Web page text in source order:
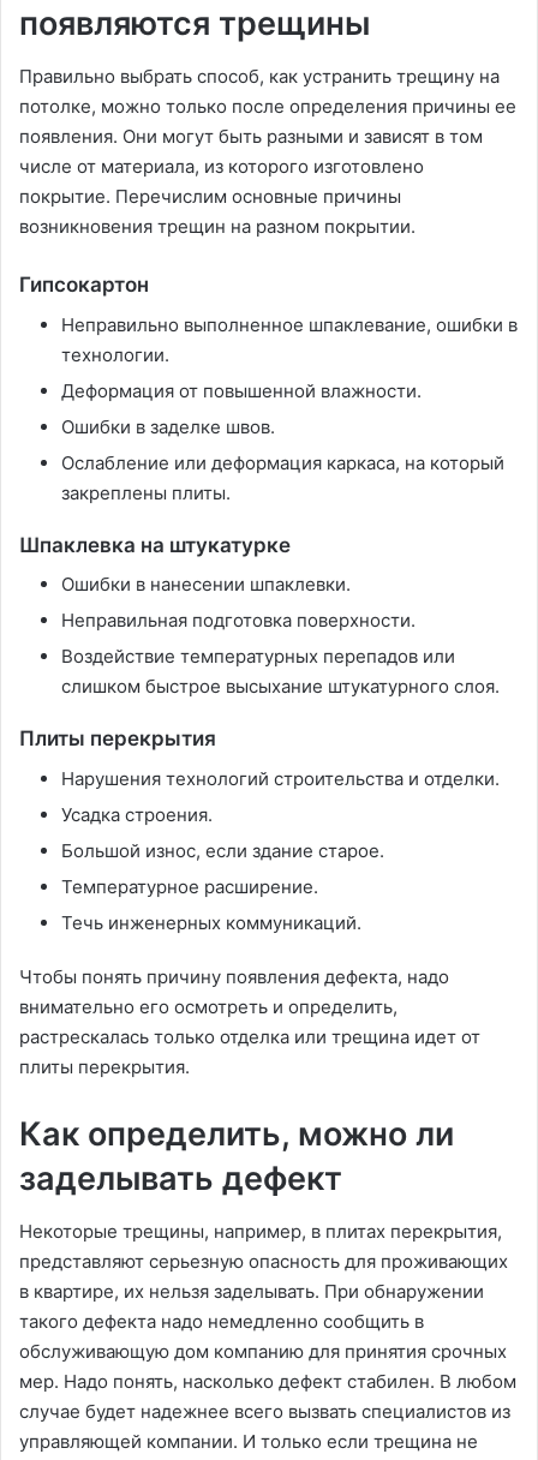
появляются трещины
Правильно выбрать способ, как устранить трещину на
потолке, можно только после определения причины ее
появления. Они могут быть разными и зависят в том
числе от материала, из которого изготовлено
покрытие. Перечислим основные причины
возникновения трещин на разном покрытии.
Гипсокартон
Неправильно выполненное шпаклевание, ошибки в
технологии.
Деформация от повышенной влажности.
Ошибки в заделке швов.
Ослабление или деформация каркаса, на который
закреплены плиты.
Шпаклевка на штукатурке
Ошибки в нанесении шпаклевки.
Неправильная подготовка поверхности.
Воздействие температурных перепадов или
слишком быстрое высыхание штукатурного слоя.
Плиты перекрытия
Нарушения технологий строительства и отделки.
Усадка строения.
Большой износ, если здание старое.
Температурное расширение.
Течь инженерных коммуникаций.
Чтобы понять причину появления дефекта, надо
внимательно его осмотреть и определить,
растрескалась только отделка или трещина идет от
плиты перекрытия.
Как определить, можно ли
заделывать дефект
Некоторые трещины, например, в плитах перекрытия,
представляют серьезную опасность для проживающих
в квартире, их нельзя заделывать. При обнаружении
такого дефекта надо немедленно сообщить в
обслуживающую дом компанию для принятия срочных
мер. Надо понять, насколько дефект стабилен. В любом
случае будет надежнее всего вызвать специалистов из
управляющей компании. И только если трещина не